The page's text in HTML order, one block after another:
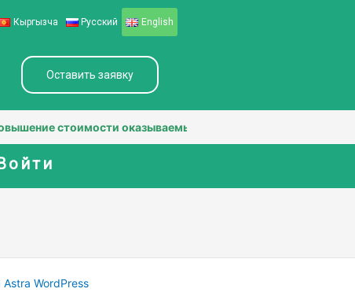
Кыргызча Русский English
Оставить заявку
стоимости оказываемых услуг по сертификации.
WordPress